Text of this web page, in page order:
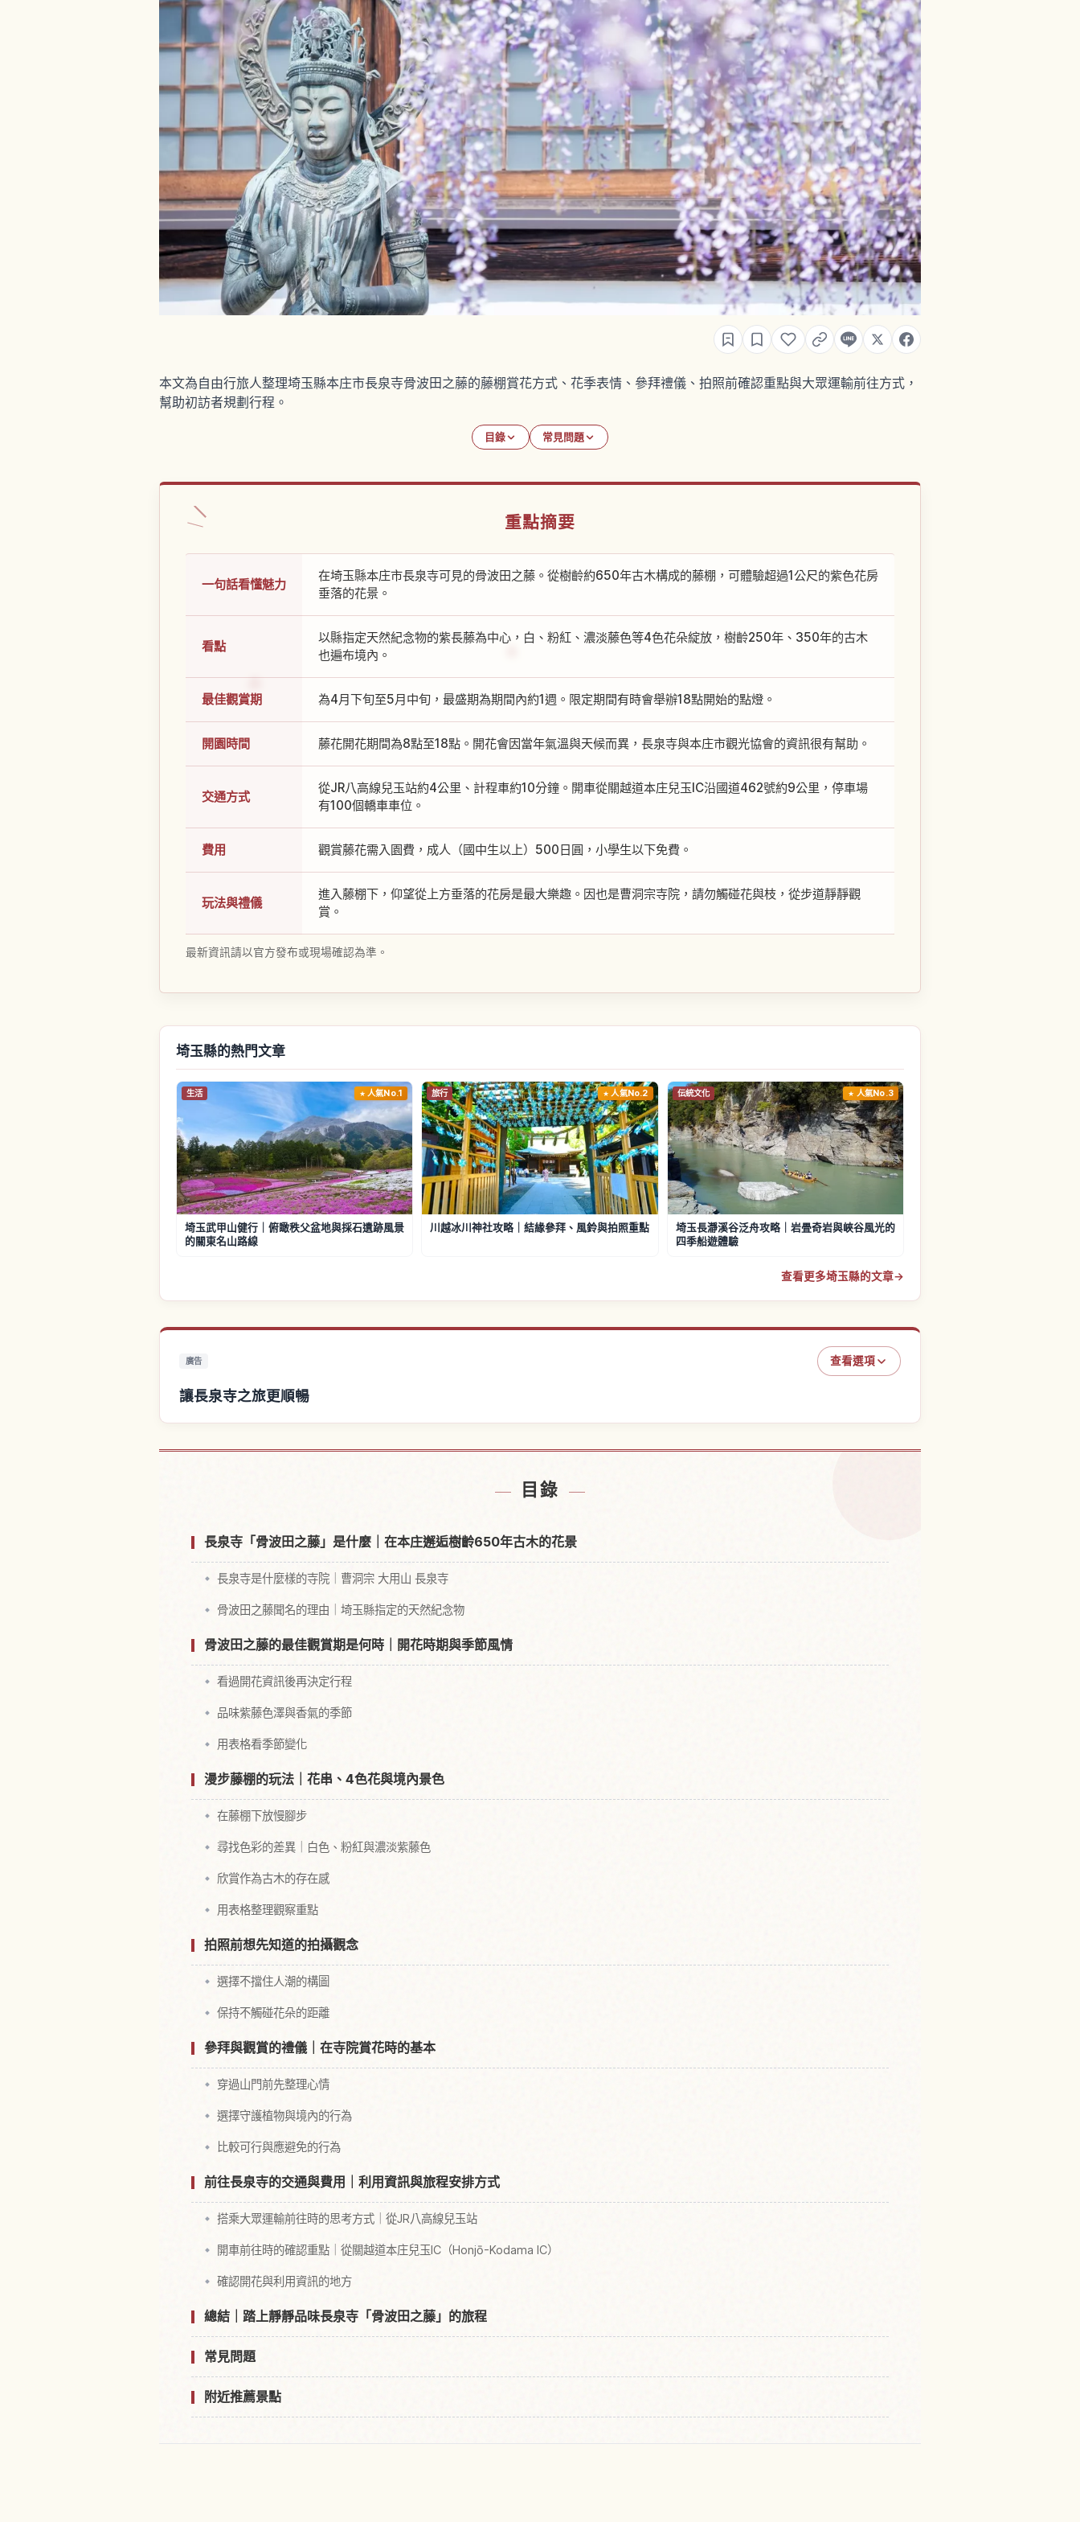
本文為自由行旅人整理埼玉縣本庄市長泉寺骨波田之藤的藤棚賞花方式、花季表情、參拜禮儀、拍照前確認重點與大眾運輸前往方式，
幫助初訪者規劃行程。
目錄 常見問題
重點摘要
一句話看懂魅力
在埼玉縣本庄市長泉寺可見的骨波田之藤。從樹齡約650年古木構成的藤棚，可體驗超過1公尺的紫色花房
垂落的花景。
看點
以縣指定天然紀念物的紫長藤為中心，白、粉紅、濃淡藤色等4色花朵綻放，樹齡250年、350年的古木
也遍布境內。
最佳觀賞期 為4月下旬至5月中旬，最盛期為期間內約1週。限定期間有時會舉辦18點開始的點燈。
開園時間 藤花開花期間為8點至18點。開花會因當年氣溫與天候而異，長泉寺與本庄市觀光協會的資訊很有幫助。
交通方式
從JR八高線兒玉站約4公里、計程車約10分鐘。開車從關越道本庄兒玉IC沿國道462號約9公里，停車場
有100個轎車車位。
費用 觀賞藤花需入園費，成人（國中生以上）500日圓，小學生以下免費。
玩法與禮儀
進入藤棚下，仰望從上方垂落的花房是最大樂趣。因也是曹洞宗寺院，請勿觸碰花與枝，從步道靜靜觀
賞。
最新資訊請以官方發布或現場確認為準。
埼玉縣的熱門文章
生活 人氣No.1
埼玉武甲山健行｜俯瞰秩父盆地與採石遺跡風景
的關東名山路線
旅行 人氣No.2
川越冰川神社攻略｜結緣參拜、風鈴與拍照重點
伝統文化 人氣No.3
埼玉長瀞溪谷泛舟攻略｜岩畳奇岩與峽谷風光的
四季船遊體驗
查看更多埼玉縣的文章→
廣告 查看選項
讓長泉寺之旅更順暢
目錄
長泉寺「骨波田之藤」是什麼｜在本庄邂逅樹齡650年古木的花景
長泉寺是什麼樣的寺院｜曹洞宗 大用山 長泉寺
骨波田之藤聞名的理由｜埼玉縣指定的天然紀念物
骨波田之藤的最佳觀賞期是何時｜開花時期與季節風情
看過開花資訊後再決定行程
品味紫藤色澤與香氣的季節
用表格看季節變化
漫步藤棚的玩法｜花串、4色花與境內景色
在藤棚下放慢腳步
尋找色彩的差異｜白色、粉紅與濃淡紫藤色
欣賞作為古木的存在感
用表格整理觀察重點
拍照前想先知道的拍攝觀念
選擇不擋住人潮的構圖
保持不觸碰花朵的距離
參拜與觀賞的禮儀｜在寺院賞花時的基本
穿過山門前先整理心情
選擇守護植物與境內的行為
比較可行與應避免的行為
前往長泉寺的交通與費用｜利用資訊與旅程安排方式
搭乘大眾運輸前往時的思考方式｜從JR八高線兒玉站
開車前往時的確認重點｜從關越道本庄兒玉IC（Honjō-Kodama IC）
確認開花與利用資訊的地方
總結｜踏上靜靜品味長泉寺「骨波田之藤」的旅程
常見問題
附近推薦景點